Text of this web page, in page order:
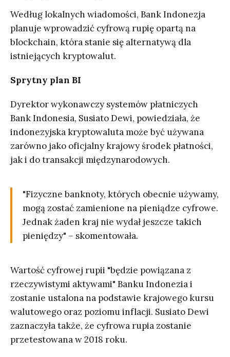
Według lokalnych wiadomości, Bank Indonezja
planuje wprowadzić cyfrową rupię opartą na
blockchain, która stanie się alternatywą dla
istniejących kryptowalut.
Sprytny plan BI
Dyrektor wykonawczy systemów płatniczych
Bank Indonesia, Susiato Dewi, powiedziała, że
indonezyjska kryptowaluta może być używana
zarówno jako oficjalny krajowy środek płatności,
jak i do transakcji międzynarodowych.
"Fizyczne banknoty, których obecnie używamy,
mogą zostać zamienione na pieniądze cyfrowe.
Jednak żaden kraj nie wydał jeszcze takich
pieniędzy" – skomentowała.
Wartość cyfrowej rupii "będzie powiązana z
rzeczywistymi aktywami" Banku Indonezia i
zostanie ustalona na podstawie krajowego kursu
walutowego oraz poziomu inflacji. Susiato Dewi
zaznaczyła także, że cyfrowa rupia zostanie
przetestowana w 2018 roku.